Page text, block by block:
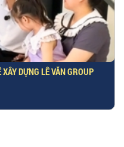
DỰNG LÊ VĂN GROUP